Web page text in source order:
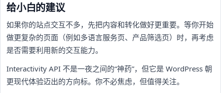
给小白的建议
如果你的站点交互不多，先把内容和转化做好更重要。等你开始
做更复杂的页面（例如多语言服务页、产品筛选页）时，再考虑
是否需要利用新的交互能力。
Interactivity API 不是一夜之间的“神药”，但它是 WordPress 朝
更现代体验迈出的方向标。你不必焦虑，但值得关注。